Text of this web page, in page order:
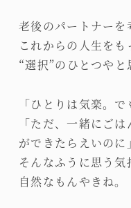
老後のパートナーを
これからの人生を
“選択”のひとつやと
「ひとりは気楽。
「ただ、一緒にご
ができたらえいのに」
そんなふうに思う気
自然なもんやきね。